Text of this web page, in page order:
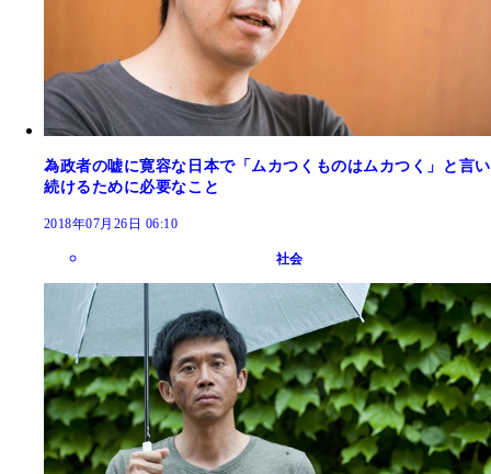
為政者の嘘に寛容な日本で「ムカつくものはムカつく」と言い
続けるために必要なこと
2018年07月26日 06:10
社会